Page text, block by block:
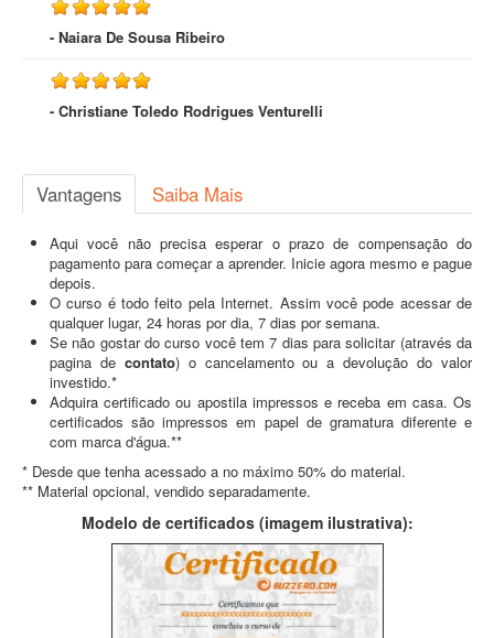
- Naiara De Sousa Ribeiro
- Christiane Toledo Rodrigues Venturelli
Vantagens Saiba Mais
Aqui você não precisa esperar o prazo de compensação do
pagamento para começar a aprender. Inicie agora mesmo e pague
depois.
O curso é todo feito pela Internet. Assim você pode acessar de
qualquer lugar, 24 horas por dia, 7 dias por semana.
Se não gostar do curso você tem 7 dias para solicitar (através da
pagina de contato) o cancelamento ou a devolução do valor
investido.*
Adquira certificado ou apostila impressos e receba em casa. Os
certificados são impressos em papel de gramatura diferente e
com marca d'água.**
* Desde que tenha acessado a no máximo 50% do material.
** Material opcional, vendido separadamente.
Modelo de certificados (imagem ilustrativa):